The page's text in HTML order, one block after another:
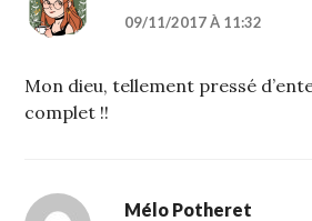
09/11/2017 À 11:32
Mon dieu, tellement pressé
complet !!
Mélo Potheret